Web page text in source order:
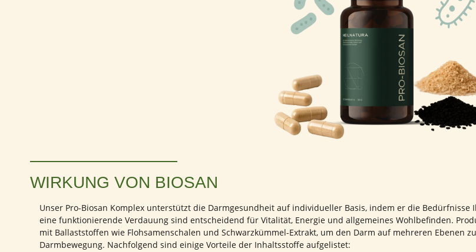
WIRKUNG VON BIOSAN
Unser Pro-Biosan Komplex unterstützt die Darmgesundheit auf individueller Basis, indem er die
eine funktionierende Verdauung sind entscheidend für Vitalität, Energie und allgemeines Wohlbefinden.
mit Ballaststoffen wie Flohsamenschalen und Schwarzkümmel-Extrakt, um den Darm auf mehreren Ebenen
Darmbewegung. Nachfolgend sind einige Vorteile der Inhaltsstoffe aufgelistet: